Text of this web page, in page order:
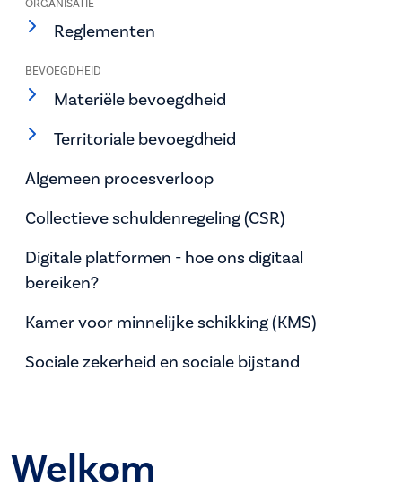
ORGANISATIE
Reglementen
BEVOEGDHEID
Materiële bevoegdheid
Territoriale bevoegdheid
Algemeen procesverloop
Collectieve schuldenregeling (CSR)
Digitale platformen - hoe ons digitaal
bereiken?
Kamer voor minnelijke schikking (KMS)
Sociale zekerheid en sociale bijstand
Welkom